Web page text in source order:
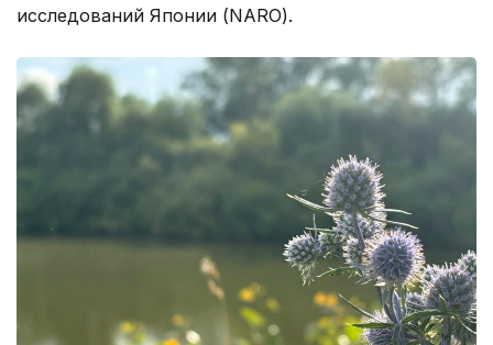
исследований Японии (NARO).